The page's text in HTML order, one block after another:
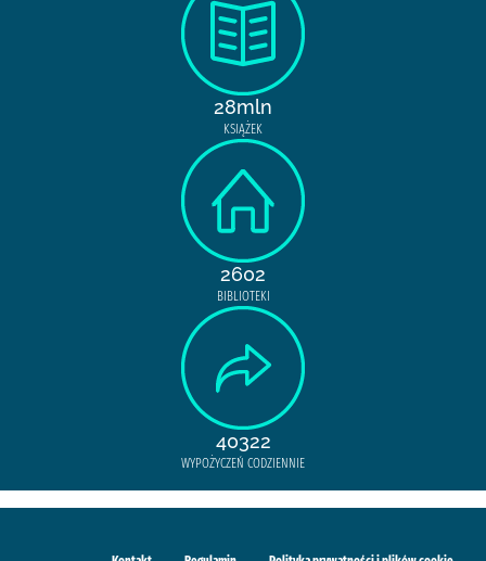
28mln
KSIĄŻEK
2602
BIBLIOTEKI
40322
WYPOŻYCZEŃ CODZIENNIE